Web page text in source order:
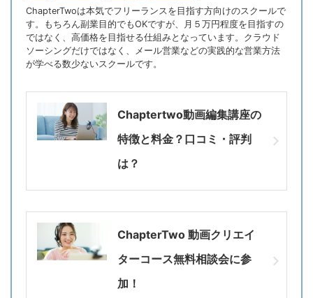
ChapterTwoは本気でフリーランスを目指す方向けのスクールで
す。もちろん副業目的でもOKですが、月５万円程度を目指すの
ではなく、高価格を目指せる仕組みとなっています。クラウド
ソーシングだけではなく、メール営業などの実践的な営業方法
が学べる数少ないスクールです。
Chaptertwo動画編集講座の
特徴と料金？口コミ・評判
は？
ChapterTwo 動画クリエイ
ターコース無料相談会に参
加！